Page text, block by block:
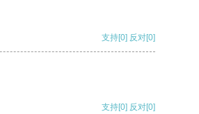
支持[0] 反对[0]
支持[0] 反对[0]